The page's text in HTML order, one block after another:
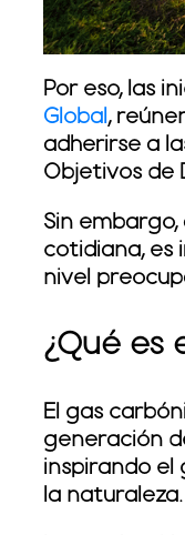
Por eso, las
Global,
adherirse a
Objetivos de
Sin
cotidiana, es
nivel
¿Qué es
El gas
generación
inspirando el
la naturaleza.